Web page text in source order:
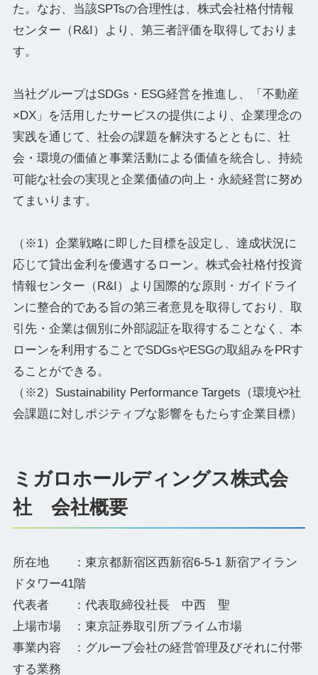
た。なお、当該SPTsの合理性は、株式会社格付情報
センター（R&I）より、第三者評価を取得しておりま
す。
当社グループはSDGs・ESG経営を推進し、「不動産
×DX」を活用したサービスの提供により、企業理念の
実践を通じて、社会の課題を解決するとともに、社
会・環境の価値と事業活動による価値を統合し、持続
可能な社会の実現と企業価値の向上・永続経営に努め
てまいります。
（※1）企業戦略に即した目標を設定し、達成状況に
応じて貸出金利を優遇するローン。株式会社格付投資
情報センター（R&I）より国際的な原則・ガイドライ
ンに整合的である旨の第三者意見を取得しており、取
引先・企業は個別に外部認証を取得することなく、本
ローンを利用することでSDGsやESGの取組みをPRす
ることができる。
（※2）Sustainability Performance Targets（環境や社
会課題に対しポジティブな影響をもたらす企業目標）
ミガロホールディングス株式会
社 会社概要
所在地 ：東京都新宿区西新宿6-5-1 新宿アイラン
ドタワー41階
代表者 ：代表取締役社長 中西 聖
上場市場 ：東京証券取引所プライム市場
事業内容 ：グループ会社の経営管理及びそれに付帯
する業務